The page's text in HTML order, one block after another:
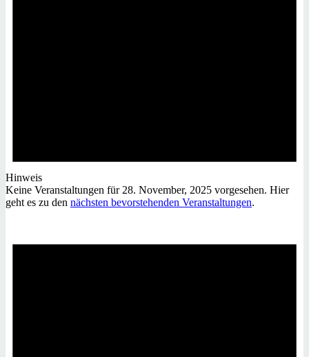
Hinweis
Keine Veranstaltungen für 28. November, 2025 vorgesehen. Hier
geht es zu den nächsten bevorstehenden Veranstaltungen.